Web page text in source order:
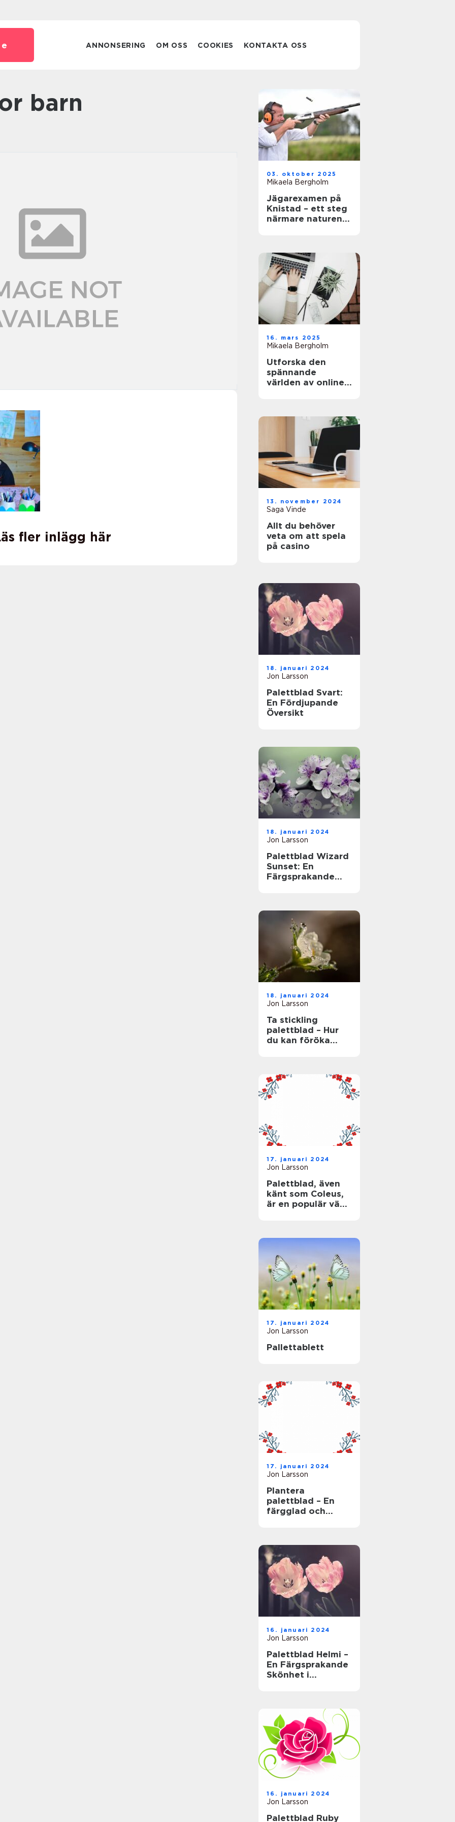
ANNONSERING OM OSS COOKIES KONTAKTA OSS
barn
fler inlägg här
03. oktober 2025
Mikaela Bergholm
Jägarexamen på
Knistad – ett steg
närmare naturen
16. mars 2025
Mikaela Bergholm
Utforska den
spännande
världen av online-
13. november 2024
Saga Vinde
Allt du behöver
veta om att spela
på casino
18. januari 2024
Jon Larsson
Palettblad Svart:
En Fördjupande
Översikt
18. januari 2024
Jon Larsson
Palettblad Wizard
Sunset: En
Färgsprakande
18. januari 2024
Jon Larsson
Ta stickling
palettblad – Hur
du kan föröka
17. januari 2024
Jon Larsson
Palettblad, även
känt som Coleus,
är en populär växt
17. januari 2024
Jon Larsson
Pallettablett
17. januari 2024
Jon Larsson
Plantera
palettblad – En
färgglad och
16. januari 2024
Jon Larsson
Palettblad Helmi –
En Färgsprakande
Skönhet i
16. januari 2024
Jon Larsson
Palettblad Ruby